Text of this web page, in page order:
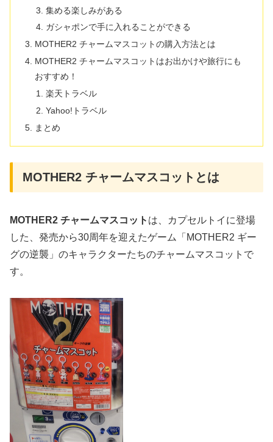
集める楽しみがある
ガシャポンで手に入れることができる
MOTHER2 チャームマスコットの購入方法とは
MOTHER2 チャームマスコットはお出かけや旅行にも
おすすめ！
楽天トラベル
Yahoo!トラベル
まとめ
MOTHER2 チャームマスコットとは
MOTHER2 チャームマスコット は、カプセルトイに登場
した、発売から30周年を迎えたゲーム「MOTHER2 ギー
グの逆襲」のキャラクターたちのチャームマスコットで
す。